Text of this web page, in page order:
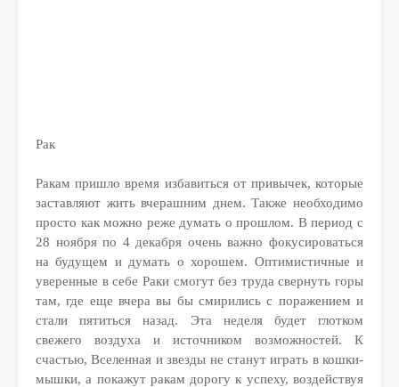
Рак
Ракам пришло время избавиться от привычек, которые
заставляют жить вчерашним днем. Также необходимо
просто как можно реже думать о прошлом. В период с
28 ноября по 4 декабря очень важно фокусироваться
на будущем и думать о хорошем. Оптимистичные и
уверенные в себе Раки смогут без труда свернуть горы
там, где еще вчера вы бы смирились с поражением и
стали пятиться назад. Эта неделя будет глотком
свежего воздуха и источником возможностей. К
счастью, Вселенная и звезды не станут играть в кошки-
мышки, а покажут ракам дорогу к успеху, воздействуя